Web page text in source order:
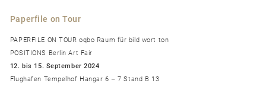
Paperfile on Tour
PAPERFILE ON TOUR oqbo Raum für bild wort ton
POSITIONS Berlin Art Fair
12. bis 15. September 2024
Flughafen Tempelhof Hangar 6 – 7 Stand B 13